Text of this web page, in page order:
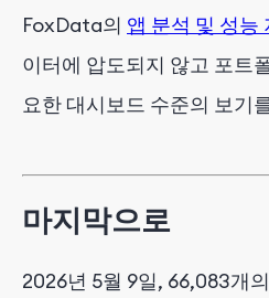
FoxData의 앱 분석 및 성능
이터에 압도되지 않고 포트
요한 대시보드 수준의 보기
마지막으로
2026년 5월 9일, 66,083개